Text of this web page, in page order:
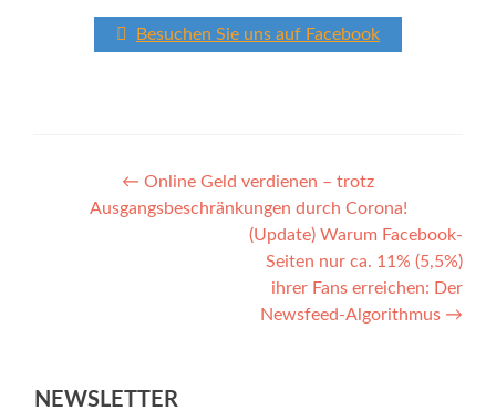
Besuchen Sie uns auf Facebook
navigation
← Online Geld verdienen – trotz
Ausgangsbeschränkungen durch Corona!
(Update) Warum Facebook-
Seiten nur ca. 11% (5,5%)
ihrer Fans erreichen: Der
Newsfeed-Algorithmus →
NEWSLETTER